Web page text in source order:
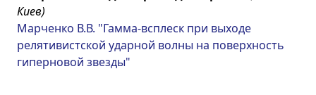
Киев)
Марченко В.В. "Гамма-всплеск при выходе
релятивистской ударной волны на поверхность
гиперновой звезды"